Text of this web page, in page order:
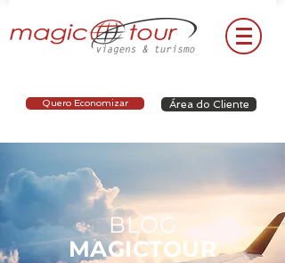
Quero Economizar Área do Cliente
BLOG
MAGICTOUR